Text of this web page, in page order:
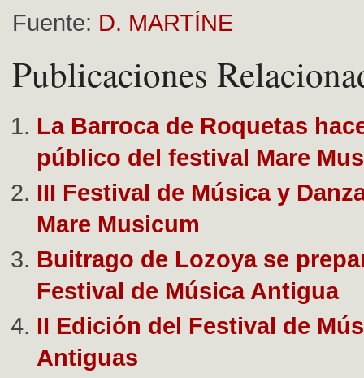
Fuente: D. MARTÍNE
Publicaciones
La Barroca de Roquetas
público del festival Mare
III Festival de Música y
Mare Musicum
Buitrago de Lozoya se
Festival de Música Antigua
II Edición del Festival de
Antiguas